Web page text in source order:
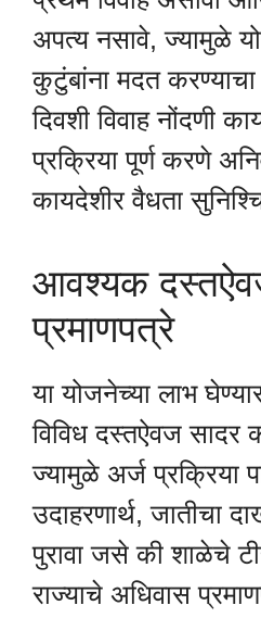
अपत्य नसावे, ज्यामुळे
कुटुंबांना मदत करण्याचा
दिवशी विवाह नोंदणी
प्रक्रिया पूर्ण करणे
कायदेशीर वैधता
आवश्यक
प्रमाणपत्रे
या योजनेच्या लाभ
विविध दस्तऐवज सादर
ज्यामुळे अर्ज प्रक्रिया
उदाहरणार्थ, जातीचा
पुरावा जसे की शाळेचे
राज्याचे अधिवास